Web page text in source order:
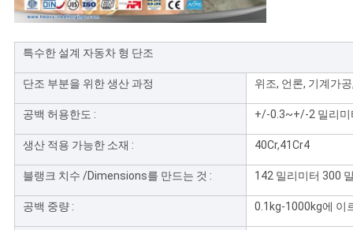
특수한 설계 자동차 형 단조
단조 부분을 위한 생산 과정 위조, 언론, 기계가
공백 허용한도 : +/-0.3~+/-2 밀리미
생산 적용 가능한 소재 : 40Cr,41Cr4
블랭크 치수 /Dimensions를 만드는 것 : 142 밀리미터 300
공백 중량 : 0.1kg-1000kg에 이